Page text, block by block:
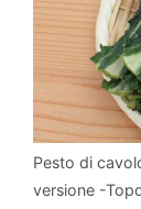
Pesto di
versione -